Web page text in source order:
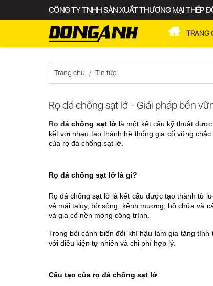
CÔNG TY TNHH SẢN XUẤT THƯƠNG MẠI THÉP
XE LƯỚI TRANG
Trang chủ Tin tức
Rọ đá chống sạt lở - Giải pháp bền
Rọ đá chống sạt lở là một kết cấu kỹ thuật
kết với nhau tạo thành hệ thống gia cố vững
của rọ đá chống sạt lở.
Rọ đá chống sạt lở là gì?
Rọ đá chống sạt lở là kết cấu được tạo thành từ
vệ mái taluy, bờ sông, kênh mương, hồ chứa và
và gia cố nền móng công trình.
Trong bối cảnh biến đổi khí hậu làm gia tăng
với điều kiện tự nhiên và chi phí hợp lý.
Cấu tạo của rọ đá chống sạt lở